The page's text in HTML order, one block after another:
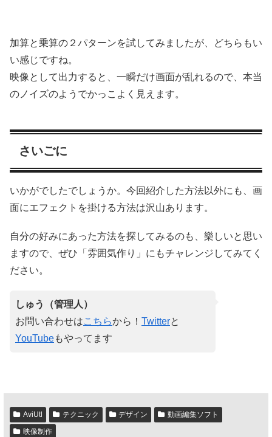
加算と乗算の２パターンを試してみましたが、どちらもい
い感じですね。
映像として出力すると、一瞬だけ画面が乱れるので、本当
のノイズのようでかっこよく見えます。
さいごに
いかがでしたでしょうか。今回紹介した方法以外にも、画
面にエフェクトを掛ける方法は沢山あります。
自分の好みにあった方法を探してみるのも、樂しいと思い
ますので、ぜひ「雰囲気作り」にもチャレンジしてみてく
ださい。
しゅう（管理人）
お問い合わせはこちらから！ Twitterと
YouTubeもやってます
AviUtl テクニック デザイン
動画編集ソフト
映像制作